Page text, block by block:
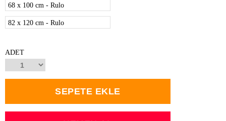
68 x 100 cm - Rulo
82 x 120 cm - Rulo
ADET